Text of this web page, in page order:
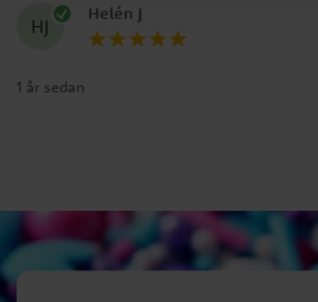
HJ
Helén J
1 år sedan